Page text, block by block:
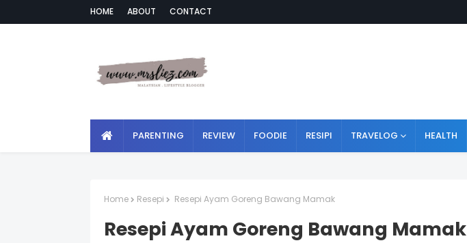
HOME ABOUT CONTACT
PARENTING REVIEW FOODIE RESIPI TRAVELOG HEALTH
Home Resepi Resepi Ayam Goreng Bawang Mamak
Resepi Ayam Goreng Bawang Mamak